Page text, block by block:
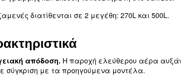
Η σειράCSA 5,5-15 KWείναι ένας
σχεδιασμένος για να μεταμορφώνει
και ευκολία χρήσης.
Σχεδιασμένος για την παροχή όλων
συμπαγής αεροσυμπιεστής CSA είναι